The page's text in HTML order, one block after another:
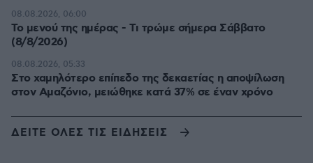
Το μενού της ημέρας - Τι τρώμε σήμερα Σάββατο
(8/8/2026)
08.08.2026, 06:00
Στο χαμηλότερο επίπεδο της δεκαετίας η αποψίλωση
στον Αμαζόνιο, μειώθηκε κατά 37% σε έναν χρόνο
08.08.2026, 05:33
ΔΕΙΤΕ ΟΛΕΣ ΤΙΣ ΕΙΔΗΣΕΙΣ